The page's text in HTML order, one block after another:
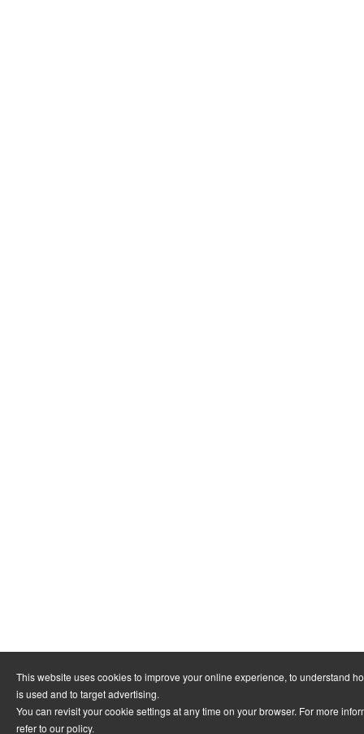
This website uses cookies to improve your online experience, to understand
is used and to target advertising.
You can revisit your cookie settings at any time on your browser. For more
refer to our policy.